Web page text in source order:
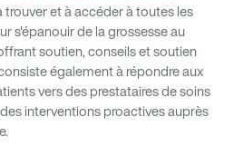
trouver et à accéder à toutes les
s'épanouir de la grossesse au
soutien, conseils et soutien
également à répondre aux
vers des prestataires de soins
interventions proactives auprès